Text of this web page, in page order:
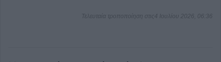
Τελευταία τροποποίηση στις4 Ιουλίου 2026, 06:36